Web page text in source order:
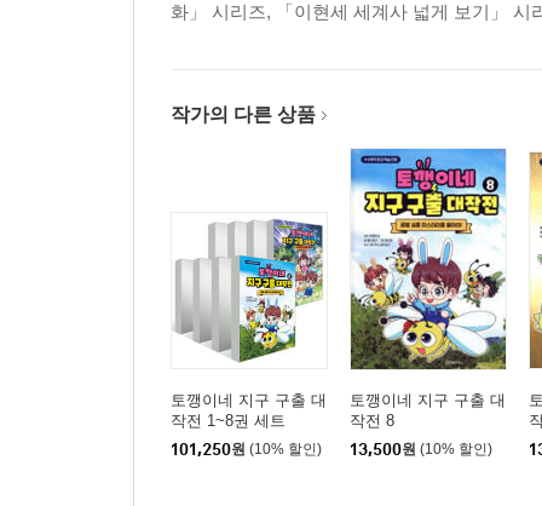
화」 시리즈, 「이현세 세계사 넓게 보기」 시
작가의 다른 상품
토깽이네 지구 구출 대
작전 1~8권 세트
101,250원 (10% 할인)
토깽이네 지구 구출 대
작전 8
13,500원 (10% 할인)